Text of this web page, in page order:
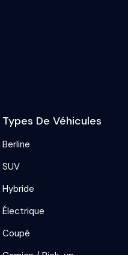
Types De Véhicules
Berline
SUV
Hybride
Électrique
Coupé